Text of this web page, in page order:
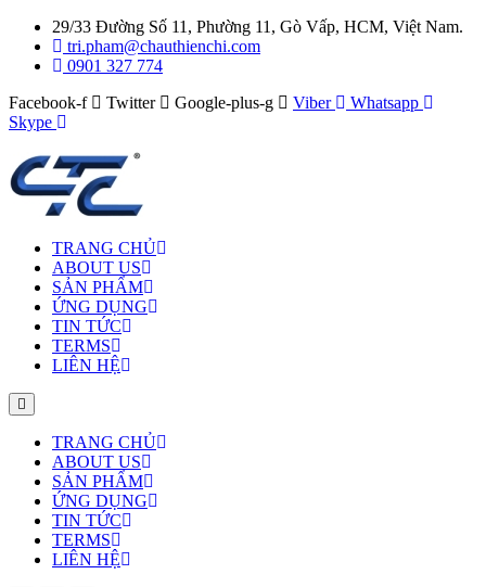
29/33 Đường Số 11, Phường 11, Gò Vấp, HCM, Việt Nam.
tri.pham@chauthienchi.com
0901 327 774
Facebook-f
Twitter Google-plus-g Viber
Whatsapp
Skype
TRANG CHỦ
ABOUT US
SẢN PHẨM
ỨNG DỤNG
TIN TỨC
TERMS
LIÊN HỆ
TRANG CHỦ
ABOUT US
SẢN PHẨM
ỨNG DỤNG
TIN TỨC
TERMS
LIÊN HỆ